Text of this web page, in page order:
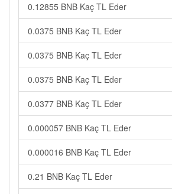
0.12855 BNB Kaç TL Eder
0.0375 BNB Kaç TL Eder
0.0375 BNB Kaç TL Eder
0.0375 BNB Kaç TL Eder
0.0377 BNB Kaç TL Eder
0.000057 BNB Kaç TL Eder
0.000016 BNB Kaç TL Eder
0.21 BNB Kaç TL Eder